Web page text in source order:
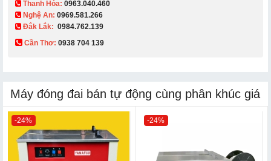
Thanh Hóa: 0963.040.460
Nghệ An: 0969.581.266
Đắk Lắk: 0984.762.139
Cần Thơ: 0938 704 139​
Máy đóng đai bán tự động cùng phân khúc giá
-24% -24%